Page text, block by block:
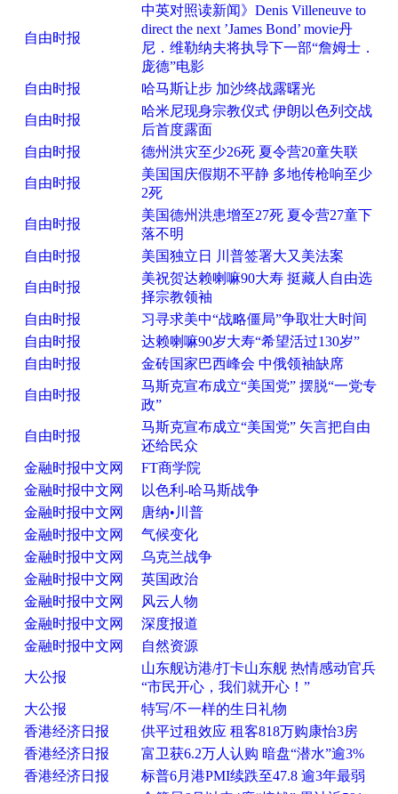
自由时报
中英对照读新闻》Denis Villeneuve to
direct the next ’James Bond’ movie丹
尼．维勒纳夫将执导下一部“詹姆士．
庞德”电影
自由时报
哈马斯让步 加沙终战露曙光
自由时报
哈米尼现身宗教仪式 伊朗以色列交战
后首度露面
自由时报
德州洪灾至少26死 夏令营20童失联
自由时报
美国国庆假期不平静 多地传枪响至少
2死
自由时报
美国德州洪患增至27死 夏令营27童下
落不明
自由时报
美国独立日 川普签署大又美法案
自由时报
美祝贺达赖喇嘛90大寿 挺藏人自由选
择宗教领袖
自由时报
习寻求美中“战略僵局”争取壮大时间
自由时报
达赖喇嘛90岁大寿“希望活过130岁”
自由时报
金砖国家巴西峰会 中俄领袖缺席
自由时报
马斯克宣布成立“美国党” 摆脱“一党专
政”
自由时报
马斯克宣布成立“美国党” 矢言把自由
还给民众
金融时报中文网
FT商学院
金融时报中文网
以色利-哈马斯战争
金融时报中文网
唐纳•川普
金融时报中文网
气候变化
金融时报中文网
乌克兰战争
金融时报中文网
英国政治
金融时报中文网
风云人物
金融时报中文网
深度报道
金融时报中文网
自然资源
大公报
山东舰访港/打卡山东舰 热情感动官兵
“市民开心，我们就开心！”
大公报
特写/不一样的生日礼物
香港经济日报
供平过租效应 租客818万购康怡3房
香港经济日报
富卫获6.2万人认购 暗盘“潜水”逾3%
香港经济日报
标普6月港PMI续跌至47.8 逾3年最弱